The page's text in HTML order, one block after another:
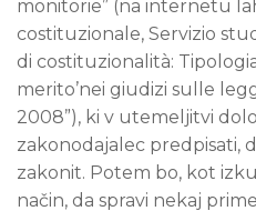
monitorie” (na internetu
costituzionale, Servizio
di costituzionalità:
merito’nei giudizi sulle
2008”), ki v utemeljitvi
zakonodajalec predpisati,
zakonit. Potem bo, kot
način, da spravi nekaj